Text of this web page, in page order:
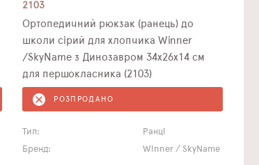
2103
Ортопедичний рюкзак (ранець) до
школи сірий для хлопчика Winner
/SkyName з Динозавром 34х26х14 см
для першокласника (2103)
РОЗПРОДАНО
Тип:
Ранці
Бренд:
Winner / SkyName